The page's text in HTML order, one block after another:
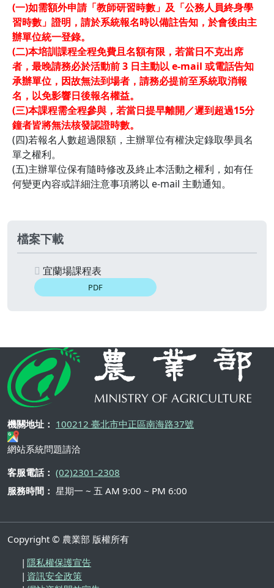
(一)如需額外申請「教師研習時數」及「公務人員終身學
習時數」證明，請於系統報名時以備註告知，於會後由主
辦單位統一登錄。
(二)本培訓課程全程免費且名額有限，若當日不克出席
者，最晚請務必於活動前 3 日主動以 e-mail 或電話告知
承辦單位，因故無法到場者，請務必提前至系統取消報
名，以免影響日後報名權益。
(三)本課程需全程參與，若當日提早離開／遲到超過15分
鐘者皆將無法核發認證時數。
(四)若報名人數超過限額，主辦單位有權決定錄取學員名
單之權利。
(五)主辦單位保有隨時修改及終止本活動之權利，如有任
何變更內容或詳細注意事項將以 e-mail 主動通知。
檔案下載
宜蘭場課程表
PDF
機關地址： 100212 臺北市中正區南海路37號
網站系統問題請洽
客服電話： (02)2301-2308
服務時間： 星期一 ~ 五 AM 9:00 ~ PM 6:00
Copyright © 農業部 版權所有
隱私權保護宣告
資訊安全政策